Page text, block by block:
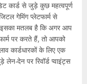
कार्ड से जुड़े कुछ महत्वपूर्ण
गेमिंग प्लेटफार्म से
इसका मतलब है कि अगर आप
पर करते हैं, तो आपको
कार्डधारकों के लिए एक
देन पर रिवॉर्ड प्वाइंट्स